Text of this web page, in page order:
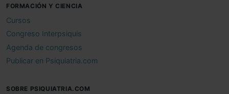
FORMACIÓN Y CIENCIA
Cursos
Congreso Interpsiquis
Agenda de congresos
Publicar en Psiquiatria.com
SOBRE PSIQUIATRIA.COM